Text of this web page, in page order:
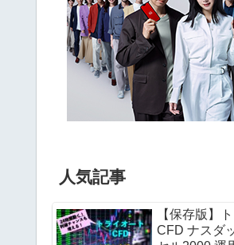
人気記事
【保存版】
CFD ナスダ